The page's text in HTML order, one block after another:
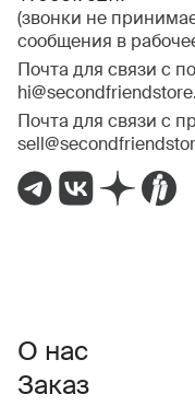
(звонки не
сообщения в
Почта для связи с
Почта для связи с
О нас
Заказ